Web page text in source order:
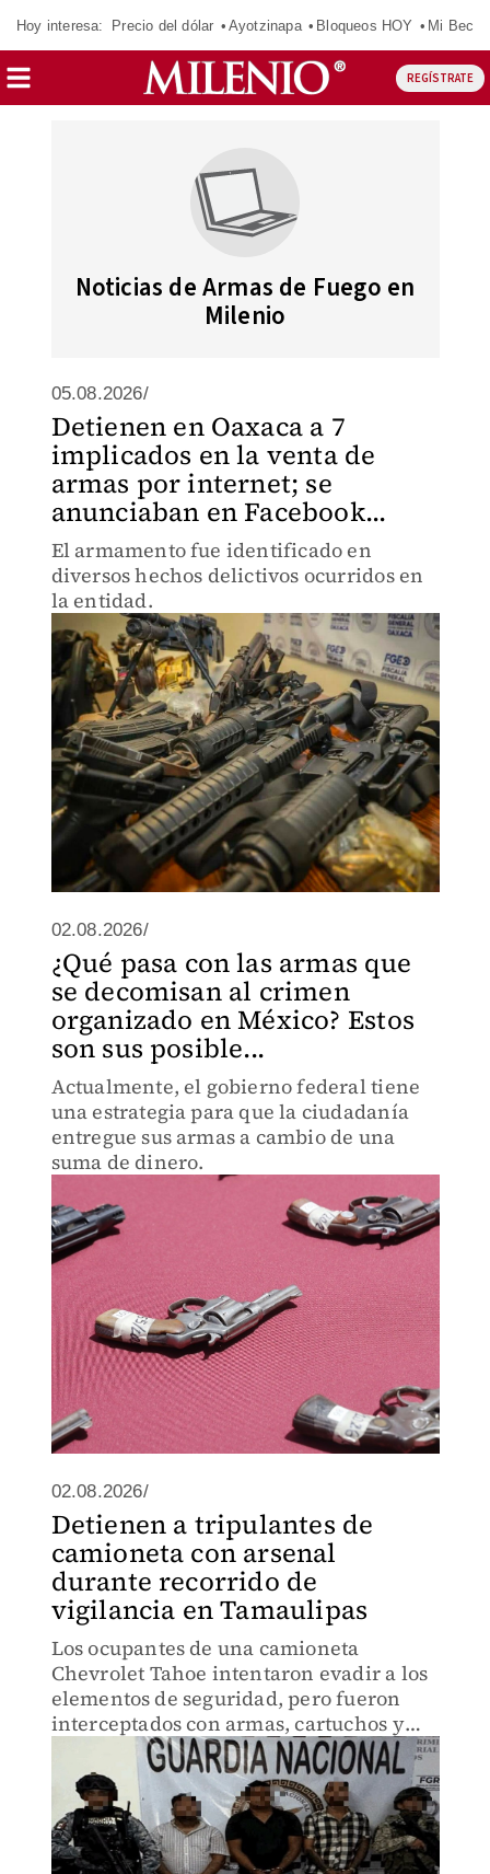
Hoy interesa: Precio del dólar Ayotzinapa Bloqueos HOY Mi Beca
REGÍSTRATE
Noticias de Armas de Fuego en
Milenio
05.08.2026/
Detienen en Oaxaca a 7
implicados en la venta de
armas por internet; se
anunciaban en Facebook...
El armamento fue identificado en
diversos hechos delictivos ocurridos en
la entidad.
02.08.2026/
¿Qué pasa con las armas que
se decomisan al crimen
organizado en México? Estos
son sus posible...
Actualmente, el gobierno federal tiene
una estrategia para que la ciudadanía
entregue sus armas a cambio de una
suma de dinero.
02.08.2026/
Detienen a tripulantes de
camioneta con arsenal
durante recorrido de
vigilancia en Tamaulipas
Los ocupantes de una camioneta
Chevrolet Tahoe intentaron evadir a los
elementos de seguridad, pero fueron
interceptados con armas, cartuchos y
equipo táctico.